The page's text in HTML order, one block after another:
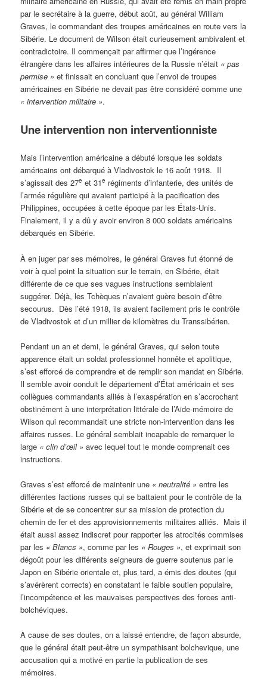
par le secrétaire à la guerre, début août, au général William
Graves, le commandant des troupes américaines en route vers la
Sibérie. Le document de Wilson était curieusement ambivalent et
contradictoire. Il commençait par affirmer que l’ingérence
étrangère dans les affaires intérieures de la Russie n’était «pas
permise »et finissait en concluant que l’envoi de troupes
américaines en Sibérie ne devait pas être considéré comme une
«intervention militaire ».
Une intervention non interventionniste
Mais l’intervention américaine a débuté lorsque les soldats
américains ont débarqué à Vladivostok le 16 août 1918. Il
s’agissait des 27e et 31e régiments d’infanterie, des unités de
l’armée régulière qui avaient participé à la pacification des
Philippines, occupées à cette époque par les États-Unis.
Finalement, il y a dû y avoir environ 8 000 soldats américains
débarqués en Sibérie.
À en juger par ses mémoires, le général Graves fut étonné de
voir à quel point la situation sur le terrain, en Sibérie, était
différente de ce que ses vagues instructions semblaient
suggérer. Déjà, les Tchèques n’avaient guère besoin d’être
secourus. Dès l’été 1918, ils avaient facilement pris le contrôle
de Vladivostok et d’un millier de kilomètres du Transsibérien.
Pendant un an et demi, le général Graves, qui selon toute
apparence était un soldat professionnel honnête et apolitique,
s’est efforcé de comprendre et de remplir son mandat en Sibérie.
Il semble avoir conduit le département d’État américain et ses
collègues commandants alliés à l’exaspération en s’accrochant
obstinément à une interprétation littérale de l’Aide-mémoire de
Wilson qui recommandait une stricte non-intervention dans les
affaires russes. Le général semblait incapable de remarquer le
large «clin d’œil »avec lequel tout le monde comprenait ces
instructions.
Graves s’est efforcé de maintenir une «neutralité » entre les
différentes factions russes qui se battaient pour le contrôle de la
Sibérie et de se concentrer sur sa mission de protection du
chemin de fer et des approvisionnements militaires alliés. Mais il
était aussi assez indiscret pour rapporter les atrocités commises
par les « Blancs », comme par les « Rouges », et exprimait son
dégoût pour les différents seigneurs de guerre soutenus par le
Japon en Sibérie orientale et, plus tard, a émis des doutes (qui
s’avérèrent corrects) en constatant le faible soutien populaire,
l’incompétence et les mauvaises perspectives des forces anti-
bolchéviques.
À cause de ses doutes, on a laissé entendre, de façon absurde,
que le général était peut-être un sympathisant bolchevique, une
accusation qui a motivé en partie la publication de ses
mémoires.